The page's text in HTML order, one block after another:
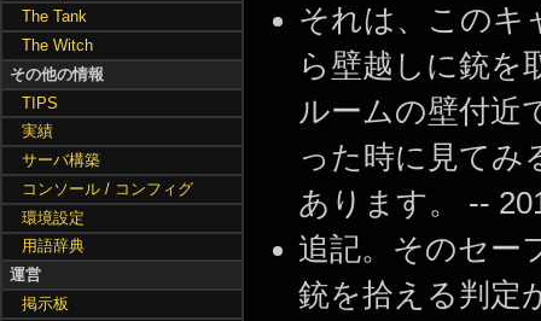
それは、このキ
ら壁越しに銃を
ルームの壁付近
った時に見てみ
あります。 --
追記。そのセー
銃を拾える判定
The Tank
The Witch
その他の情報
TIPS
実績
サーバ構築
コンソール / コンフィグ
環境設定
用語辞典
運営
掲示板